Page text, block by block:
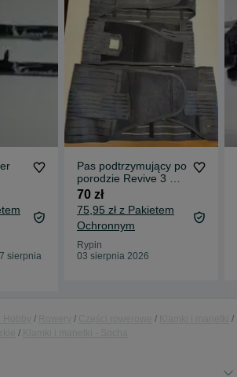
sierpnia
Pas podtrzymujący po
porodzie Revive 3 w 1
xl brzuch talia biodra
70 zł
75,95 zł z Pakietem
Ochronnym
Rypin
03 sierpnia 2026